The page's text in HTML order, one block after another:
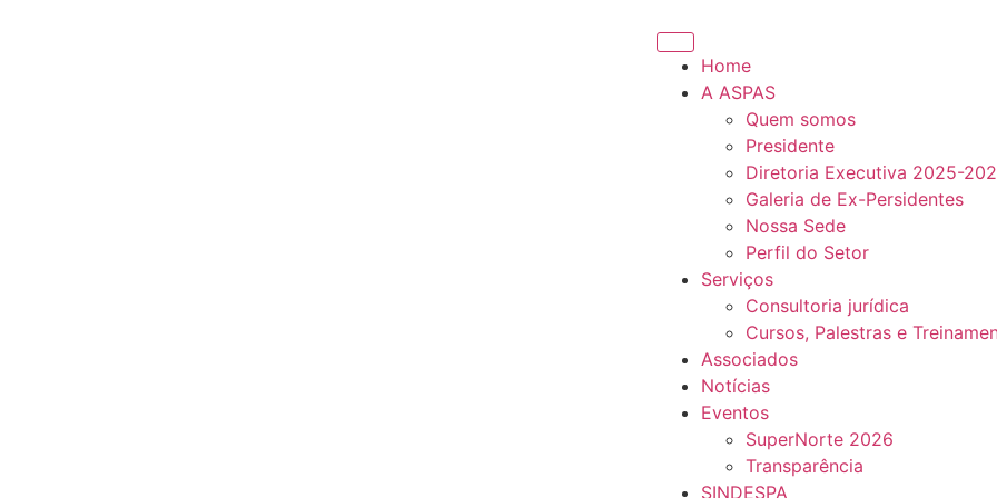
Home
A ASPAS
Quem somos
Presidente
Diretoria Executiva 2025-
Galeria de Ex-Persidentes
Nossa Sede
Perfil do Setor
Serviços
Consultoria jurídica
Cursos, Palestras e
Associados
Notícias
Eventos
SuperNorte 2026
Transparência
SINDESPA